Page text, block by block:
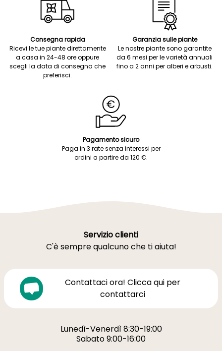
Consegna rapida
Ricevi le tue piante direttamente
a casa in 24-48 ore oppure
scegli la data di consegna che
preferisci.
Garanzia sulle piante
Le nostre piante sono garantite
da 6 mesi per le varietà annuali
fino a 2 anni per alberi e arbusti.
Pagamento sicuro
Paga in 3 rate senza interessi per
ordini a partire da 120 €.
Servizio clienti
C'è sempre qualcuno che ti aiuta!
Contattaci ora! Clicca qui per
contattarci
Lunedì-Venerdì 8:30-19:00
Sabato 9:00-16:00